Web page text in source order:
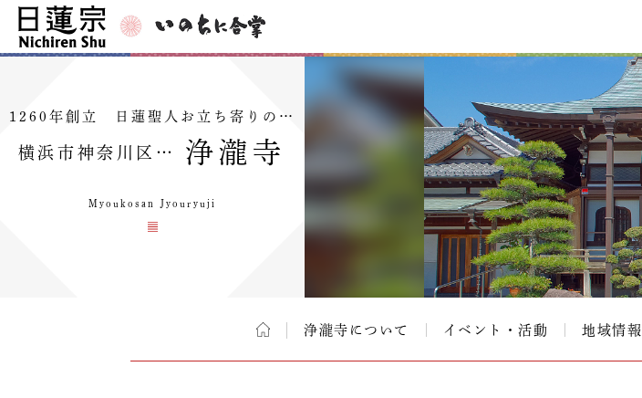
1260年創立 日蓮聖人お立ち寄りの…
横浜市神奈川区… 浄瀧寺
Myoukosan Jyouryuji
浄瀧寺について イベント・活動 地域情報